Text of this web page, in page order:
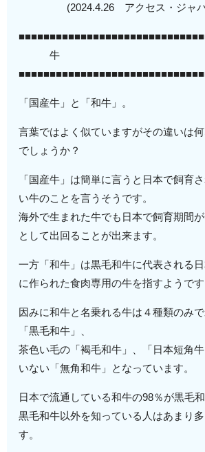
(2024.4.26 アクセス・ジャ
牛
「国産牛」と「和牛」。
言葉ではよく似ていますがその違いは
でしょうか？
「国産牛」は簡単に言うと日本で飼育
い牛のことを言うそうです。
海外で生まれた牛でも日本で飼育期間
として出回ることが出来ます。
一方「和牛」は黒毛和牛に代表される
に作られた食肉専用の牛を指すようです
因みに和牛と名乗れる牛は４種類のみ
「黒毛和牛」、
茶色い毛の「褐毛和牛」、「日本短角
いない「無角和牛」となっています。
日本で流通している和牛の98％が黒毛
黒毛和牛以外を知っている人はあまり
す。